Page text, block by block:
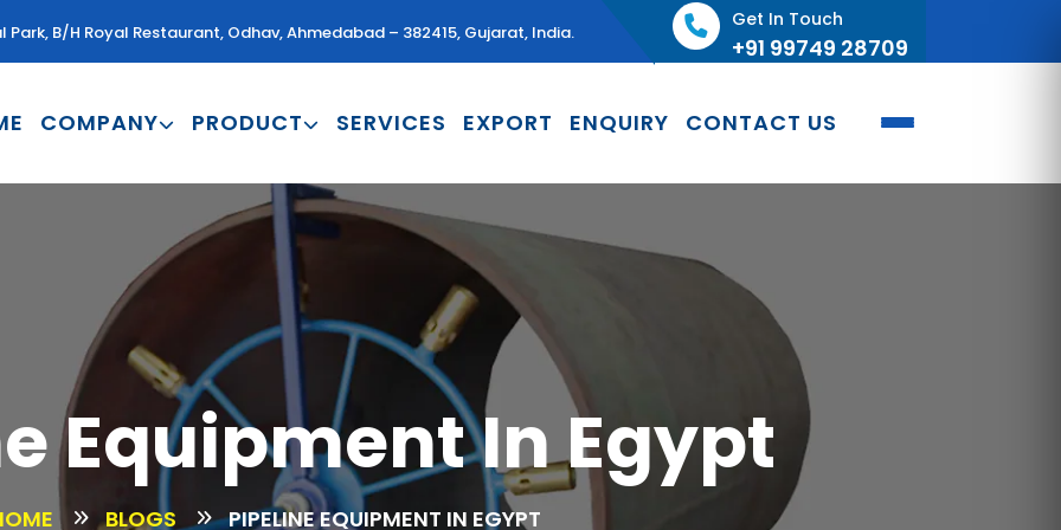
Park, B/H Royal Restaurant, Odhav, Ahmedabad – 382415, Gujarat, India.
Get In Touch
+91 99749 28709
COMPANY PRODUCT SERVICES EXPORT ENQUIRY CONTACT US
Equipment In Egypt
BLOGS PIPELINE EQUIPMENT IN EGYPT